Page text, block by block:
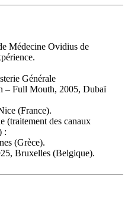
Médecine Ovidius de
Générale
– Full Mouth, 2005, Dubaï
(France).
(traitement des canaux
:
(Grèce).
Bruxelles (Belgique).